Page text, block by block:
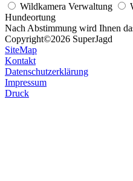
Wildkamera Verwaltung
Hundeortung
Nach Abstimmung wird Ihnen
Copyright©2026 SuperJagd
SiteMap
Kontakt
Datenschutzerklärung
Impressum
Druck